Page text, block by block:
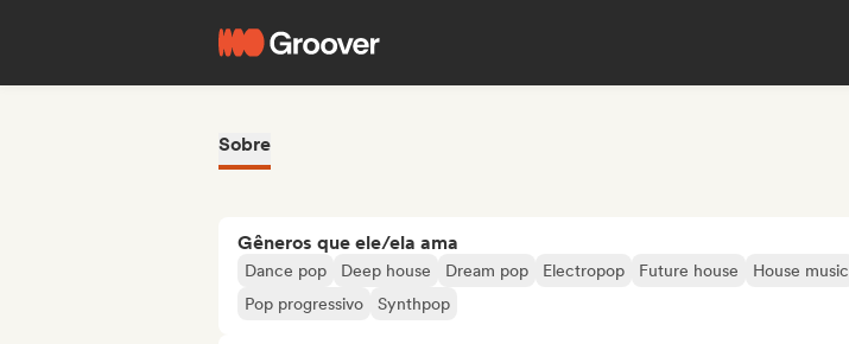
Sobre
Gêneros que ele/ela ama
Dance pop Deep house Dream pop Electropop Future house House music
Pop progressivo
Synthpop